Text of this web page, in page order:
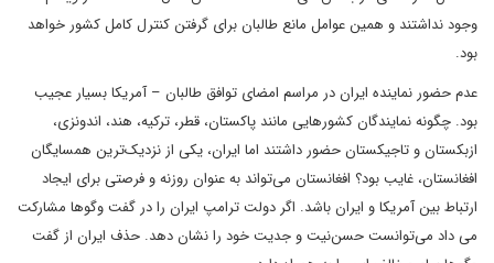
وجود نداشتند و همین عوامل مانع طالبان برای گرفتن کنترل کامل کشور خواهد
بود.
عدم حضور نماینده ایران در مراسم امضای توافق طالبان – آمریکا بسیار عجیب
بود. چگونه نمایندگان کشورهایی مانند پاکستان، قطر، ترکیه، هند، اندونزی،
ازبکستان و تاجیکستان حضور داشتند اما ایران، یکی از نزدیک‌ترین همسایگان
افغانستان، غایب بود؟ افغانستان می‌تواند به عنوان روزنه و فرصتی برای ایجاد
ارتباط بین آمریکا و ایران باشد. اگر دولت ترامپ ایران را در گفت وگوها مشارکت
می داد می‌توانست حسن‌نیت و جدیت خود را نشان دهد. حذف ایران از گفت